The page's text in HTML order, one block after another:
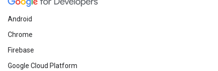
Android
Chrome
Firebase
Google Cloud Platform